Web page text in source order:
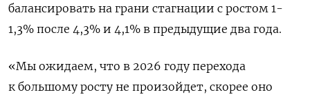
балансировать на грани стагнации с ростом 1-
1,3% после 4,3% и 4,1% в предыдущие два года.
«Мы ожидаем, что в 2026 году перехода
к большому росту не произойдет, скорее оно